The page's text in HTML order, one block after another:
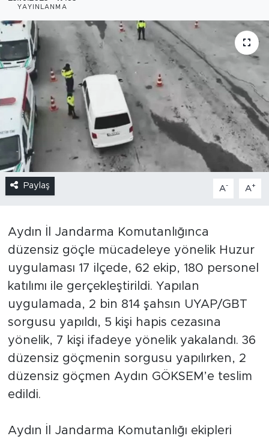
YAYINLANMA
Paylaş A- A+
Aydın İl Jandarma Komutanlığınca
düzensiz göçle mücadeleye yönelik Huzur
uygulaması 17 ilçede, 62 ekip, 180 personel
katılımı ile gerçekleştirildi. Yapılan
uygulamada, 2 bin 814 şahsın UYAP/GBT
sorgusu yapıldı, 5 kişi hapis cezasına
yönelik, 7 kişi ifadeye yönelik yakalandı. 36
düzensiz göçmenin sorgusu yapılırken, 2
düzensiz göçmen Aydın GÖKSEM’e teslim
edildi.
Aydın İl Jandarma Komutanlığı ekipleri